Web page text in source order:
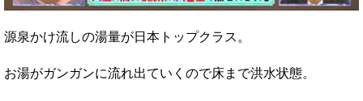
源泉かけ流しの湯量が日本トップクラス。
お湯がガンガンに流れ出ていくので床まで洪水状態。